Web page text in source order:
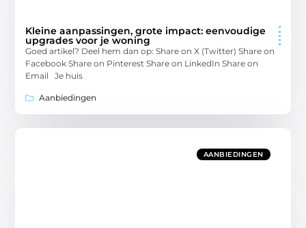
Kleine aanpassingen, grote impact: eenvoudige
upgrades voor je woning
Goed artikel? Deel hem dan op: Share on X (Twitter) Share on
Facebook Share on Pinterest Share on LinkedIn Share on
Email Je huis
Aanbiedingen
AANBIEDINGEN